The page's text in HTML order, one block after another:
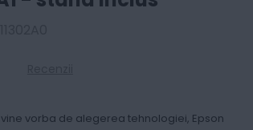
vorba de alegerea tehnologiei, Epson